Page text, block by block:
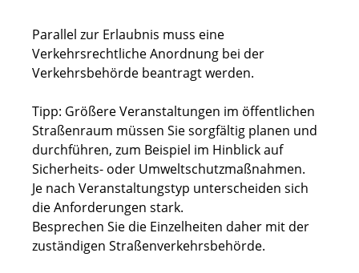
Parallel zur Erlaubnis muss eine
Verkehrsrechtliche Anordnung bei der
Verkehrsbehörde beantragt werden.
Tipp: Größere Veranstaltungen im öffentlichen
Straßenraum müssen Sie sorgfältig planen und
durchführen, zum Beispiel im Hinblick auf
Sicherheits- oder Umweltschutzmaßnahmen.
Je nach Veranstaltungstyp unterscheiden sich
die Anforderungen stark.
Besprechen Sie die Einzelheiten daher mit der
zuständigen Straßenverkehrsbehörde.